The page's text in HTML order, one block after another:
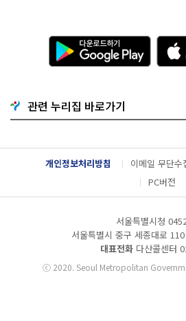
다
운
로
기
G
o
g
l
e
l
관련 누리집 바로가기
개인정보처리방침 이메일 무단수
PC버전
서울특별시청
서울특별시 중구 세종대로
대표전화 다산콜센터
ⓒ2020. Seoul Metropolitan